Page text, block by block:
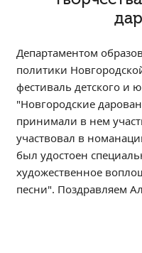
Новости
Наблюдательный совет
Информация
Независимая оценка
Профориентация
Обращения онлайн
Контакты
Департаментом
политики
фестиваль детского и
"Новгородские
принимали в нем
участвовал в
был удостоен
художественное
песни". Поздравляем